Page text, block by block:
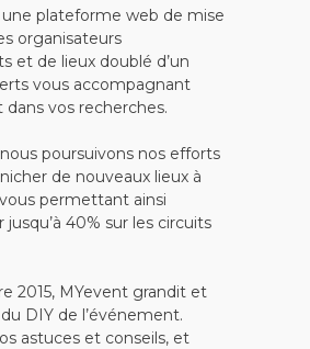
plateforme web de mise
organisateurs
et de lieux doublé d’un
vous accompagnant
vos recherches.
poursuivons nos efforts
de nouveaux lieux à
permettant ainsi
jusqu’à 40% sur les circuits
2015, MYevent grandit et
DIY de l’événement.
astuces et conseils, et